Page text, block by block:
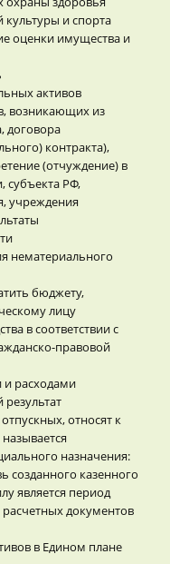
культуры и спорта
оценки имущества и
активов
возникающих из
договора
контракта),
(отчуждение) в
субъекта РФ,
учреждения
нематериального
бюджету,
лицу
в соответствии с
правовой
и расходами
относят к
назначения:
казенного
является период
документов
в Едином плане